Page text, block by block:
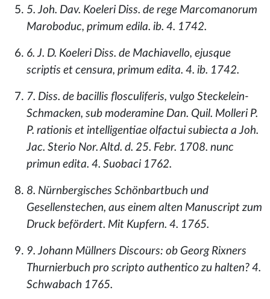
5. Joh. Dav. Koeleri Diss. de rege Marcomanorum
Maroboduc, primum edila. ib. 4. 1742.
6. J. D. Koeleri Diss. de Machiavello, ejusque
scriptis et censura, primum edita. 4. ib. 1742.
7. Diss. de bacillis flosculiferis, vulgo Steckelein-
Schmacken, sub moderamine Dan. Quil. Molleri P.
P. rationis et intelligentiae olfactui subiecta a Joh.
Jac. Sterio Nor. Altd. d. 25. Febr. 1708. nunc
primun edita. 4. Suobaci 1762.
8. Nürnbergisches Schönbartbuch und
Gesellenstechen, aus einem alten Manuscript zum
Druck befördert. Mit Kupfern. 4. 1765.
9. Johann Müllners Discours: ob Georg Rixners
Thurnierbuch pro scripto authentico zu halten? 4.
Schwabach 1765.